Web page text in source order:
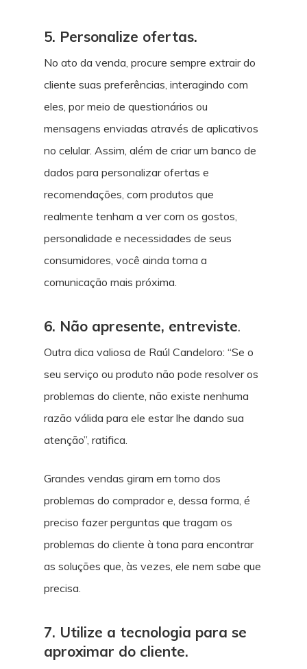
5. Personalize ofertas.
No ato da venda, procure sempre extrair do
cliente suas preferências, interagindo com
eles, por meio de questionários ou
mensagens enviadas através de aplicativos
no celular. Assim, além de criar um banco de
dados para personalizar ofertas e
recomendações, com produtos que
realmente tenham a ver com os gostos,
personalidade e necessidades de seus
consumidores, você ainda torna a
comunicação mais próxima.
6. Não apresente, entreviste.
Outra dica valiosa de Raúl Candeloro: “Se o
seu serviço ou produto não pode resolver os
problemas do cliente, não existe nenhuma
razão válida para ele estar lhe dando sua
atenção”, ratifica.
Grandes vendas giram em torno dos
problemas do comprador e, dessa forma, é
preciso fazer perguntas que tragam os
problemas do cliente à tona para encontrar
as soluções que, às vezes, ele nem sabe que
precisa.
7. Utilize a tecnologia para se
aproximar do cliente.